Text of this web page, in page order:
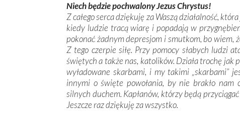
Niech będzie pochwalony Jezus Chrystus!
Z całego serca dziękuję za Waszą działalność,
kiedy ludzie tracą wiarę i popadają w
pokonać żadnym depresjom i smutkom, bo wiem,
Z tego czerpie siłę. Przy pomocy słabych ludzi
świętych a także nas, katolików. Działa trochę
wyładowane skarbami, i my takimi „skarbami”
innymi o święte powołania, by nie brakło nam
silnych duchem. Kapłanów, którzy będą
Jeszcze raz dziękuję za wszystko.